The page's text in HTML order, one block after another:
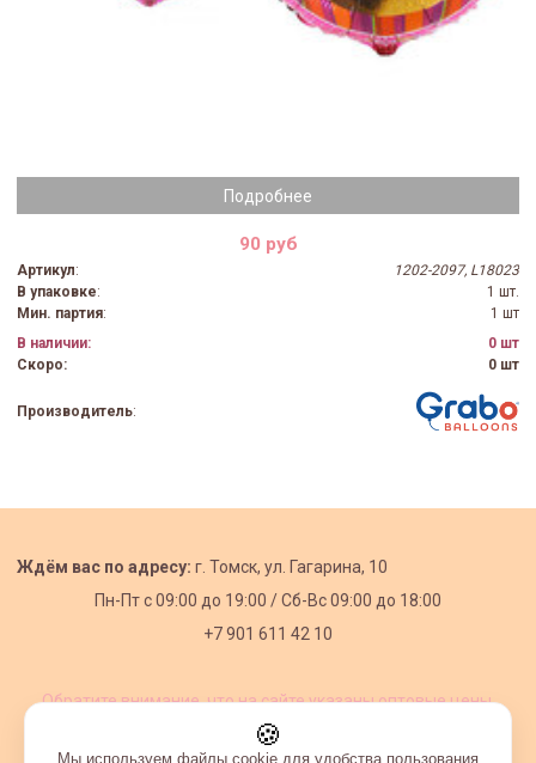
Подробнее
90 руб
Артикул:
1202-2097, L18023
В упаковке:
1 шт.
Мин. партия:
1 шт
В наличии:
0 шт
Скоро:
0 шт
Производитель:
Ждём вас по адресу: г. Томск, ул. Гагарина, 10
Пн-Пт с09:00 до 19:00 /Сб-Вс 09:00 до 18:00
+7 901 611 42 10
Обратите внимание, что на сайте указаны оптовые цены,
🍪
Мы используем файлы cookie для удобства пользования